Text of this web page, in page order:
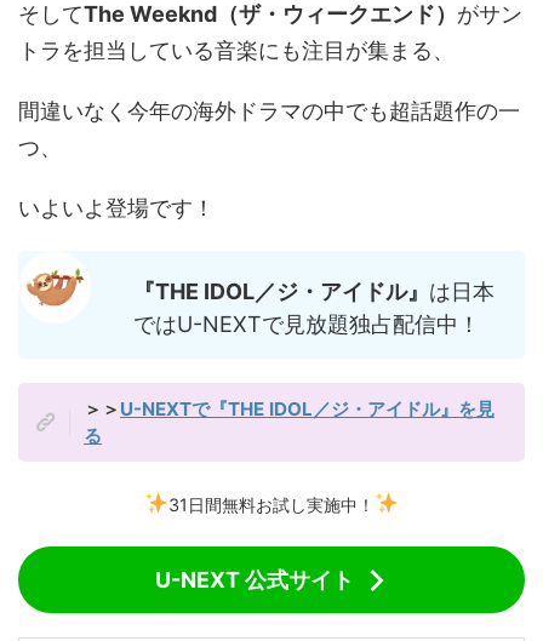
そしてThe Weeknd（ザ・ウィークエンド） がサン
トラを担当している音楽にも注目が集まる、
間違いなく今年の海外ドラマの中でも超話題作の一
つ、
いよいよ登場です！
『THE IDOL／ジ・アイドル』 は日本
ではU-NEXTで見放題独占配信中！
＞＞ U-NEXTで『THE IDOL／ジ・アイドル』を見
る
31日間無料お試し実施中！
U-NEXT 公式サイト